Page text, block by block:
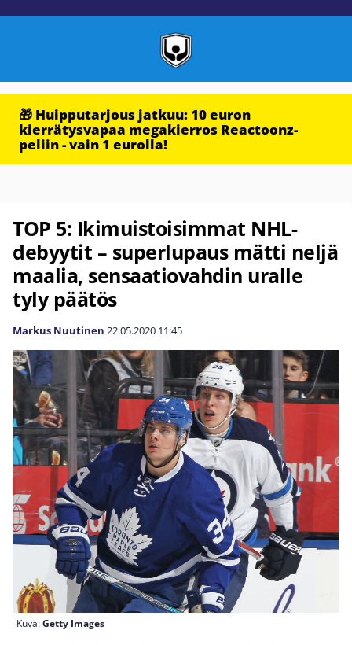
🎁 Huipputarjous jatkuu: 10 euron
kierrätysvapaa megakierros Reactoonz-
peliin - vain 1 eurolla!
TOP 5: Ikimuistoisimmat NHL-
debyytit – superlupaus mätti neljä
maalia, sensaatiovahdin uralle
tyly päätös
Markus Nuutinen 22.05.2020 11:45
Kuva:Getty Images